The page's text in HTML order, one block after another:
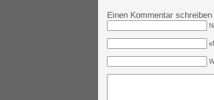
Einen Kommentar schreiben